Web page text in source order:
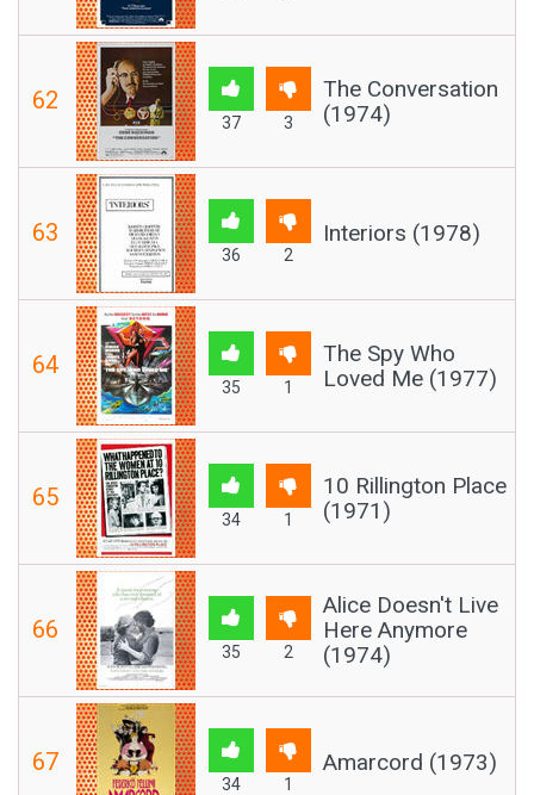
62
37 3
The Conversation
(1974)
63
36 2
Interiors (1978)
64
35 1
The Spy Who
Loved Me (1977)
65
34 1
10 Rillington Place
(1971)
66
35 2
Alice Doesn't Live
Here Anymore
(1974)
67
34 1
Amarcord (1973)